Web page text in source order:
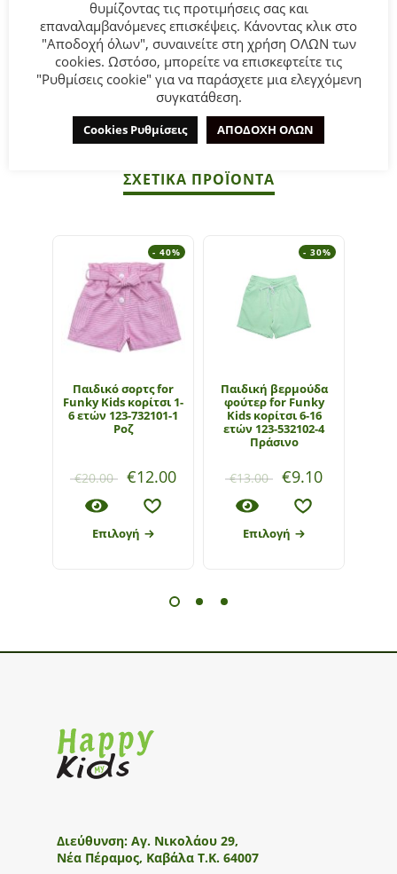
Σύνθεση:95% Βαμβάκι 5% Ελαστ.
ΣΥΜΒΟΥΛΕΣ
Πλένεται στο πλυντήριο στους 30°C.
Όχι σίδερο στα τυπώματα και στα πλαστικά σημεία.
ΣΧΕΤΙΚΆ ΠΡΟΪΌΝΤΑ
- 40%
Παιδικό σορτς for
Funky Kids κορίτσι 1-
6 ετών 123-732101-1
Ροζ
€20.00 €12.00
Επιλογή
- 30%
Παιδική βερμούδα
φούτερ for Funky
Kids κορίτσι 6-16
ετών 123-532102-4
Πράσινο
€13.00 €9.10
Επιλογή
Διεύθυνση: Αγ. Νικολάου 29,
Νέα Πέραμος, Καβάλα Τ.Κ. 64007
θυμίζοντας τις προτιμήσεις σας και
επαναλαμβανόμενες επισκέψεις. Κάνοντας κλικ στο
"Αποδοχή όλων", συναινείτε στη χρήση ΟΛΩΝ των
cookies. Ωστόσο, μπορείτε να επισκεφτείτε τις
"Ρυθμίσεις cookie" για να παράσχετε μια ελεγχόμενη
συγκατάθεση.
Cookies Ρυθμίσεις ΑΠΟΔΟΧΗ ΟΛΩΝ